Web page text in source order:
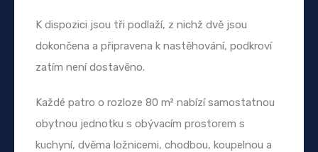
K dispozici jsou tři podlaží, z nichž dvě jsou
dokončena a připravena k nastěhování, podkroví
zatím není dostavěno.
Každé patro o rozloze 80 m² nabízí samostatnou
obytnou jednotku s obývacím prostorem s
kuchyní, dvěma ložnicemi, chodbou, koupelnou a